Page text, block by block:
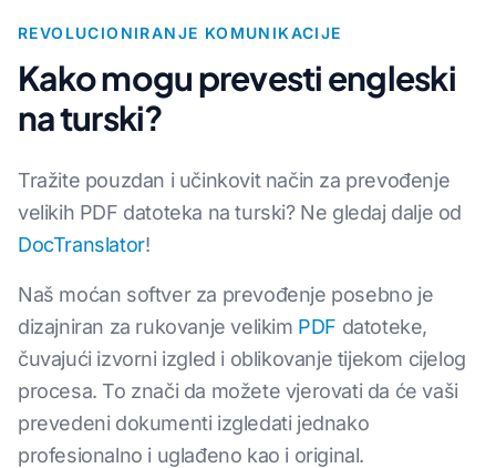
REVOLUCIONIRANJE KOMUNIKACIJE
Kako mogu prevesti engleski
na turski?
Tražite pouzdan i učinkovit način za prevođenje
velikih PDF datoteka na turski? Ne gledaj dalje od
DocTranslator!
Naš moćan softver za prevođenje posebno je
dizajniran za rukovanje velikim PDF datoteke,
čuvajući izvorni izgled i oblikovanje tijekom cijelog
procesa. To znači da možete vjerovati da će vaši
prevedeni dokumenti izgledati jednako
profesionalno i uglađeno kao i original.